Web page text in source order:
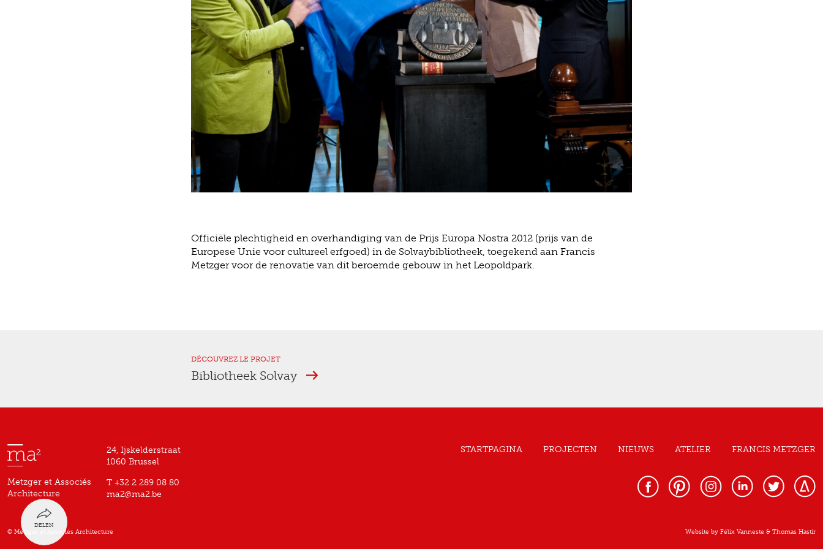
Officiële plechtigheid en overhandiging van de Prijs Europa Nostra 2012 (prijs van de
Europese Unie voor cultureel erfgoed) in de Solvaybibliotheek, toegekend aan Francis
Metzger voor de renovatie van dit beroemde gebouw in het Leopoldpark.
DELEN
DÉCOUVREZ LE PROJET
Bibliotheek Solvay
Metzger et Associés
Architecture
24, Ijskelderstraat
1060 Brussel
T +32 2 289 08 80
ma2@ma2.be
STARTPAGINA PROJECTEN NIEUWS ATELIER FRANCIS METZGER
© Metzger et Associés Architecture Website by Félix Vanneste & Thomas Hastir